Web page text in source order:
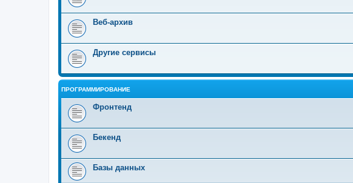
Веб-архив
Другие сервисы
ПРОГРАММИРОВАНИЕ
Фронтенд
Бекенд
Базы данных